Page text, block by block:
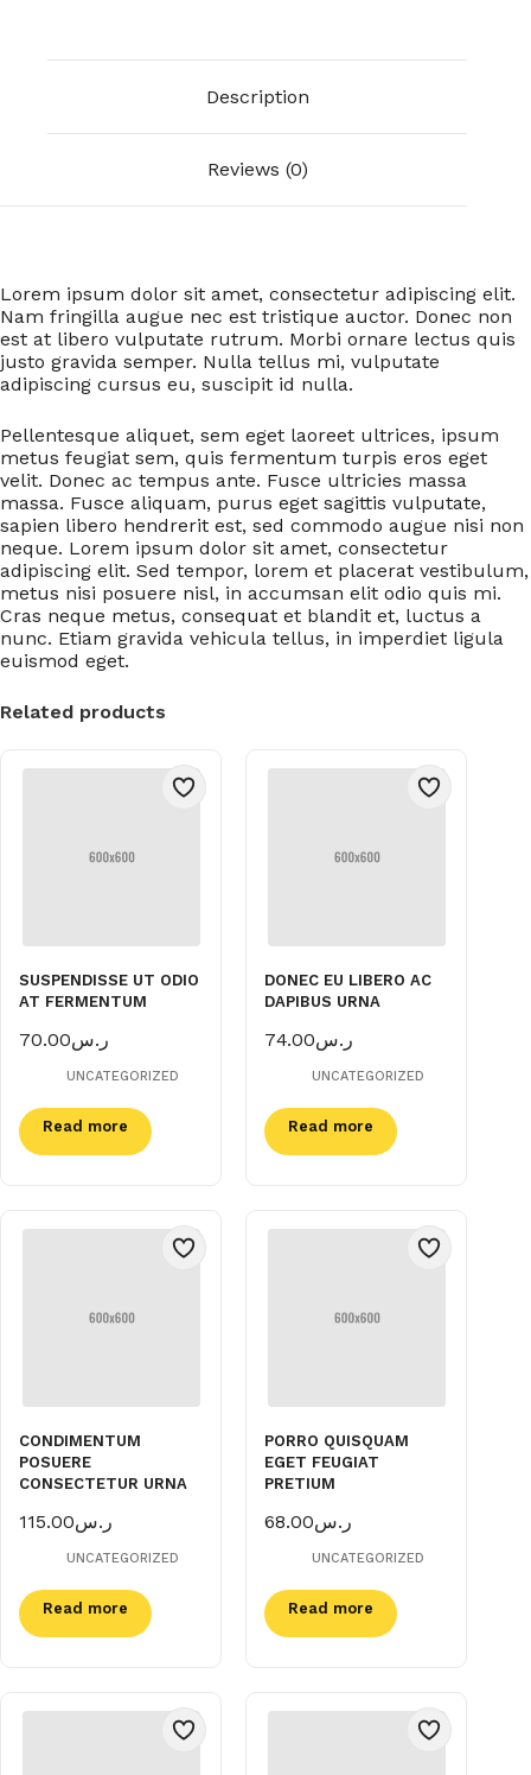
Description
Reviews (0)
Lorem ipsum dolor sit amet, consectetur adipiscing elit.
Nam fringilla augue nec est tristique auctor. Donec non
est at libero vulputate rutrum. Morbi ornare lectus quis
justo gravida semper. Nulla tellus mi, vulputate
adipiscing cursus eu, suscipit id nulla.
Pellentesque aliquet, sem eget laoreet ultrices, ipsum
metus feugiat sem, quis fermentum turpis eros eget
velit. Donec ac tempus ante. Fusce ultricies massa
massa. Fusce aliquam, purus eget sagittis vulputate,
sapien libero hendrerit est, sed commodo augue nisi non
neque. Lorem ipsum dolor sit amet, consectetur
adipiscing elit. Sed tempor, lorem et placerat vestibulum,
metus nisi posuere nisl, in accumsan elit odio quis mi.
Cras neque metus, consequat et blandit et, luctus a
nunc. Etiam gravida vehicula tellus, in imperdiet ligula
euismod eget.
Related products
SUSPENDISSE UT ODIO
AT FERMENTUM
ر.س70.00
UNCATEGORIZED
Read more
DONEC EU LIBERO AC
DAPIBUS URNA
ر.س74.00
UNCATEGORIZED
Read more
CONDIMENTUM
POSUERE
CONSECTETUR URNA
ر.س115.00
UNCATEGORIZED
Read more
PORRO QUISQUAM
EGET FEUGIAT
PRETIUM
ر.س68.00
UNCATEGORIZED
Read more